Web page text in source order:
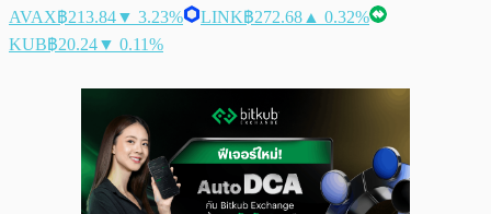
AVAX฿213.84▼ 3.23% LINK฿272.68 ▲ 0.32%
KUB฿20.24▼ 0.11%